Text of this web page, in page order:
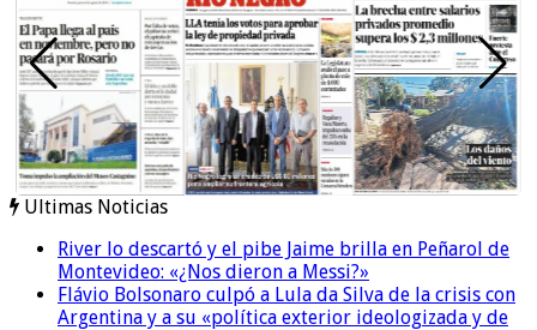
Ultimas Noticias
River lo descartó y el pibe Jaime brilla en Peñarol de
Montevideo: «¿Nos dieron a Messi?»
Flávio Bolsonaro culpó a Lula da Silva de la crisis con
Argentina y a su «política exterior ideologizada y de